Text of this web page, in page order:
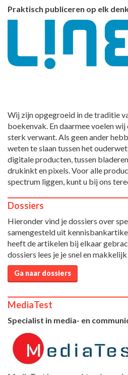
Praktisch publiceren op elk
Wij zijn opgegroeid in de traditie
boekenvak. En daarmee voelen
sterk verwant. Als geen ander
weten te slaan tussen het
digitale producten, tussen bladeren
drukinkt en pixels. Voor alle
spectrum liggen, kunt u bij ons
Dossiers
Hieronder vind je dossiers over
samengesteld uit
heeft de artikelen bij elkaar
dossiers lees je je snel en
Ga naar dossiers
MediaTest
Specialist in media- en